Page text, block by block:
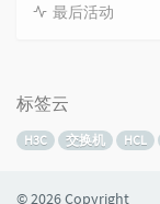
最后活动
标签云
H3C 交换机 HCL
© 2026 Copyright